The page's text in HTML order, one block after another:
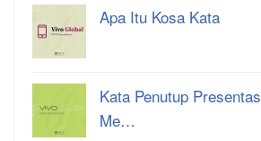
Apa Itu Kosa Kata
Kata Penutup
Me…